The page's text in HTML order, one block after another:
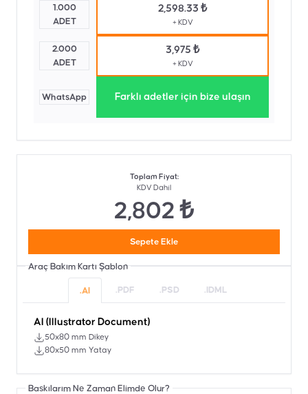
1.000
ADET
2,598.33 ₺
+ KDV
2.000
ADET
3,975 ₺
+ KDV
WhatsApp Farklı adetler için bize ulaşın
Toplam Fiyat:
KDV Dahil
2,802 ₺
Sepete Ekle
Araç Bakım Kartı Şablon
.AI .PDF .PSD .IDML
AI (Illustrator Document)
50x80 mm Dikey
80x50 mm Yatay
Baskılarım Ne Zaman Elimde Olur?